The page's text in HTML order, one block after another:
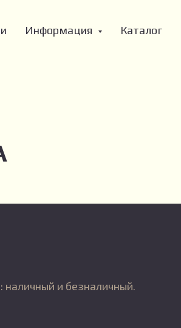
Информация Каталог
наличный и безналичный.